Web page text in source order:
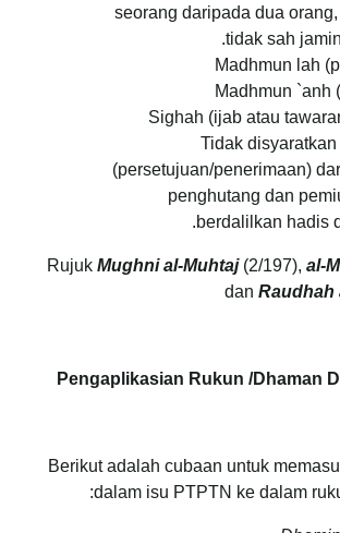
seorang daripada dua
tidak sah
Madhmun lah
Madhmun `anh
Sighah (ijab atau
Tidak disyaratkan
(persetujuan/penerimaan)
penghutang dan
berdalilkan hadis
Rujuk Mughni al-Muhtaj(2/197), al-
dan Raudhah
Pengaplikasian Rukun /Dhaman
Berikut adalah cubaan untuk
dalam isu PTPTN ke dalam